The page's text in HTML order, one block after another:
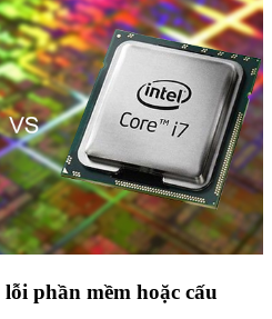
phần mềm hoặc cấu